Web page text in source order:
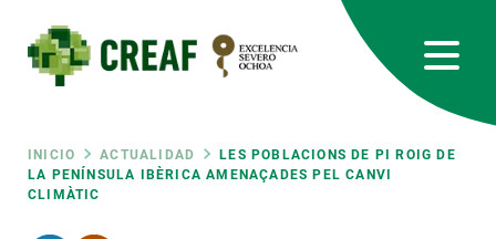
contenido
principal
Ruta
INICIO ACTUALIDAD
LES POBLACIONS DE PI ROIG DE
LA PENÍNSULA IBÈRICA AMENAÇADES PEL CANVI
CLIMÀTIC
RRSS
Featured